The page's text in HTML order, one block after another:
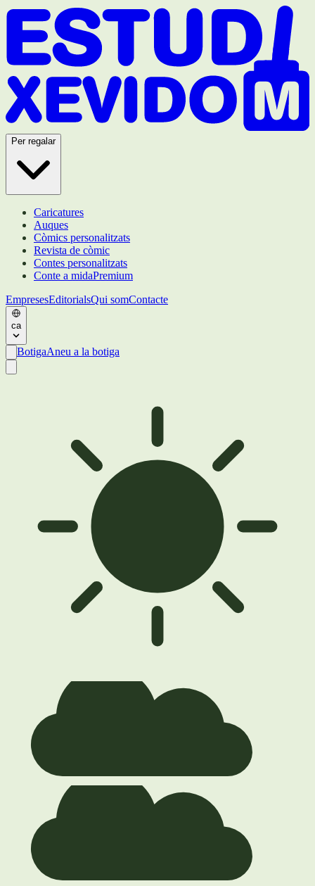
Per regalar
Caricatures
Auques
Còmics personalitzats
Revista de còmic
Contes personalitzats
Conte a midaPremium
EmpresesEditorialsQui somContacte
ca
BotigaAneu a la botiga